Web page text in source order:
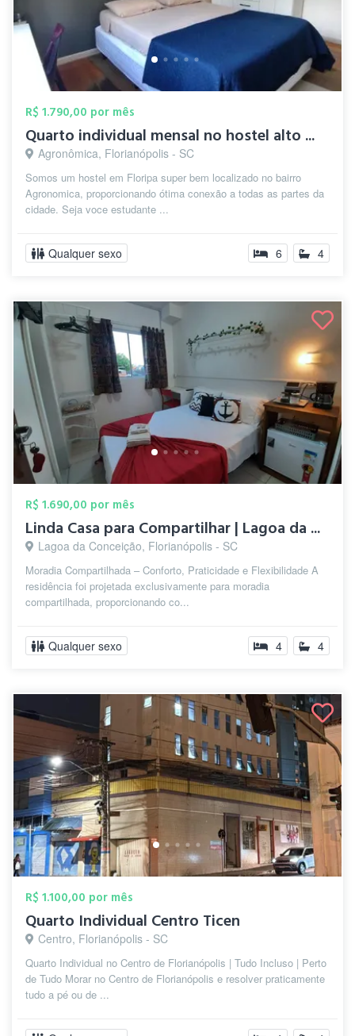
R$ 1.790,00 por mês
Quarto individual mensal no hostel alto ...
Agronômica, Florianópolis - SC
Somos um hostel em Floripa super bem localizado no bairro
Agronomica, proporcionando ótima conexão a todas as partes da
cidade. Seja voce estudante ...
Qualquer sexo 6 4
R$ 1.690,00 por mês
Linda Casa para Compartilhar | Lagoa da ...
Lagoa da Conceição, Florianópolis - SC
Moradia Compartilhada – Conforto, Praticidade e Flexibilidade A
residência foi projetada exclusivamente para moradia
compartilhada, proporcionando co...
Qualquer sexo 4 4
R$ 1.100,00 por mês
Quarto Individual Centro Ticen
Centro, Florianópolis - SC
Quarto Individual no Centro de Florianópolis | Tudo Incluso | Perto
de Tudo Morar no Centro de Florianópolis e resolver praticamente
tudo a pé ou de ...